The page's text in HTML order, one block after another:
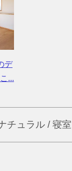
デ
...
チュラル / 寝